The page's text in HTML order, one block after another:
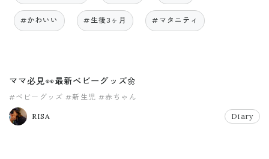
#かわいい #生後3ヶ月 #マタニティ
ママ必見👀最新ベビーグッズ🌼
#ベビーグッズ #新生児 #赤ちゃん
RISA Diary